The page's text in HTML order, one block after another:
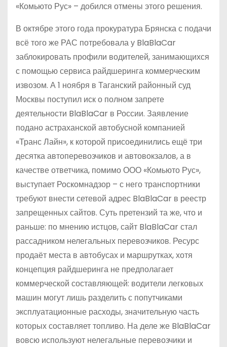
«Комьюто Рус» – добился отмены этого решения.
В октябре этого года прокуратура Брянска с подачи
всё того же РАС потребовала у BlaBlaCar
заблокировать профили водителей, занимающихся
с помощью сервиса райдшеринга коммерческим
извозом. А 1 ноября в Таганский районный суд
Москвы поступил иск о полном запрете
деятельности BlaBlaCar в России. Заявление
подано астраханской автобусной компанией
«Транс Лайн», к которой присоединились ещё три
десятка автоперевозчиков и автовокзалов, а в
качестве ответчика, помимо ООО «Комьюто Рус»,
выступает Роскомнадзор – с него транспортники
требуют внести сетевой адрес BlaBlaCar в реестр
запрещенных сайтов. Суть претензий та же, что и
раньше: по мнению истцов, сайт BlaBlaCar стал
рассадником нелегальных перевозчиков. Ресурс
продаёт места в автобусах и маршрутках, хотя
концепция райдшеринга не предполагает
коммерческой составляющей: водители легковых
машин могут лишь разделить с попутчиками
эксплуатационные расходы, значительную часть
которых составляет топливо. На деле же BlaBlaCar
вовсю используют нелегальные перевозчики и